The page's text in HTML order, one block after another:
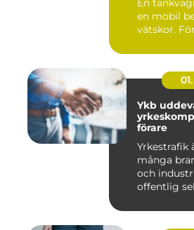
En
en mobil
vätskor.
Ykb uddevalla så
förare
Yrkestrafik
många
och
offentlig